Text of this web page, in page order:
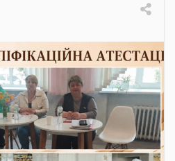
приємною
відзначення
та подяками